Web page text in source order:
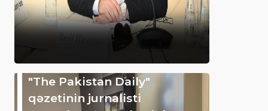
"The Pakistan Daily"
qəzetinin jurnalisti